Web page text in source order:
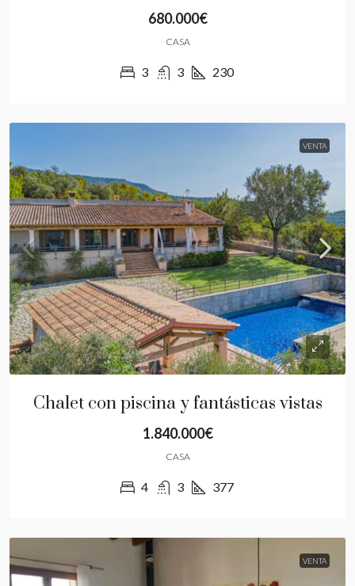
680.000€
CASA
3 3 230
VENTA
Chalet con piscina y fantásticas vistas
1.840.000€
CASA
4 3 377
VENTA